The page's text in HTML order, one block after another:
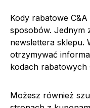
Kody rabatowe
sposobów. Jednym
newslettera sklepu.
otrzymywać
kodach rabatowych
Możesz również